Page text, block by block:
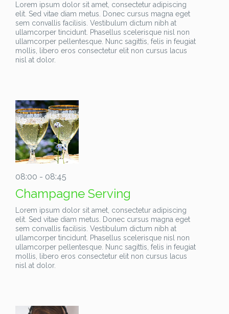
Lorem ipsum dolor sit amet, consectetur adipiscing
elit. Sed vitae diam metus. Donec cursus magna eget
sem convallis facilisis. Vestibulum dictum nibh at
ullamcorper tincidunt. Phasellus scelerisque nisl non
ullamcorper pellentesque. Nunc sagittis, felis in feugiat
mollis, libero eros consectetur elit non cursus lacus
nisl at dolor.
08:00 - 08:45
Champagne Serving
Lorem ipsum dolor sit amet, consectetur adipiscing
elit. Sed vitae diam metus. Donec cursus magna eget
sem convallis facilisis. Vestibulum dictum nibh at
ullamcorper tincidunt. Phasellus scelerisque nisl non
ullamcorper pellentesque. Nunc sagittis, felis in feugiat
mollis, libero eros consectetur elit non cursus lacus
nisl at dolor.